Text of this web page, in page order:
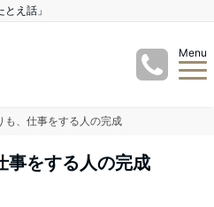
え話」
Menu
も、仕事をする人の完成
事をする人の完成